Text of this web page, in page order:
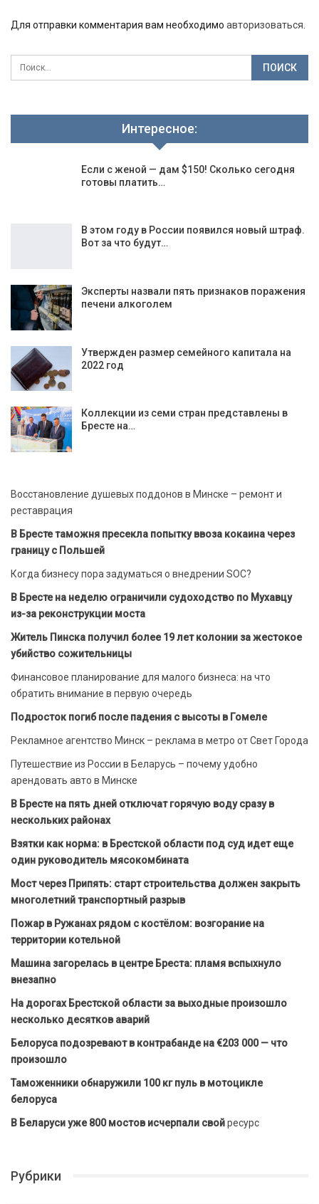
Для отправки комментария вам необходимо авторизоваться
Интересное:
Если с женой — дам $150! Сколько сегодня
готовы платить…
В этом году в России появился новый штраф.
Вот за что будут…
Эксперты назвали пять признаков поражения
печени алкоголем
Утвержден размер семейного капитала на
2022 год
Коллекции из семи стран представлены в
Бресте на…
Восстановление душевых поддонов в Минске – ремонт и
реставрация
В Бресте таможня пресекла попытку ввоза кокаина через
границу с Польшей
Когда бизнесу пора задуматься о внедрении SOC?
В Бресте на неделю ограничили судоходство по Мухавцу
из-за реконструкции моста
Житель Пинска получил более 19 лет колонии за жестокое
убийство сожительницы
Финансовое планирование для малого бизнеса: на что
обратить внимание в первую очередь
Подросток погиб после падения с высоты в Гомеле
Рекламное агентство Минск – реклама в метро от Свет Города
Путешествие из России в Беларусь – почему удобно
арендовать авто в Минске
В Бресте на пять дней отключат горячую воду сразу в
нескольких районах
Взятки как норма: в Брестской области под суд идет еще
один руководитель мясокомбината
Мост через Припять: старт строительства должен закрыть
многолетний транспортный разрыв
Пожар в Ружанах рядом с костёлом: возгорание на
территории котельной
Машина загорелась в центре Бреста: пламя вспыхнуло
внезапно
На дорогах Брестской области за выходные произошло
несколько десятков аварий
Белоруса подозревают в контрабанде на €203 000 — что
произошло
Таможенники обнаружили 100 кг пуль в мотоцикле
белоруса
В Беларуси уже 800 мостов исчерпали свойресурс
Рубрики